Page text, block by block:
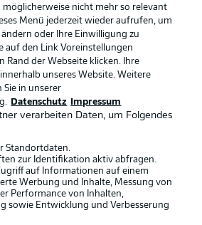
Pflichtspiele beider Klubs An der
jeweils in der Bundesliga remis
Vorspiel
verlor erst eines der sechs
Union Berlin, in der Hinrunde mit 1:6,
höchsten Bundesliga-Sieg.
möglicherweise nicht mehr so relevant
Menü jederzeit wieder aufrufen, um
ändern oder Ihre Einwilligung zu
auf den Link Voreinstellungen
Rand der Webseite klicken. Ihre
unseres Website. Weitere
in unserer
Datenschutz Impressum
verarbeiten Daten, um Folgendes
Standortdaten.
zur Identifikation aktiv abfragen.
auf Informationen auf einem
Werbung und Inhalte, Messung von
Performance von Inhalten,
sowie Entwicklung und Verbesserung